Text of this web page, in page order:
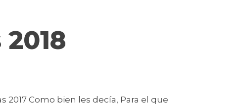
2017 Como bien les decía, Para el que